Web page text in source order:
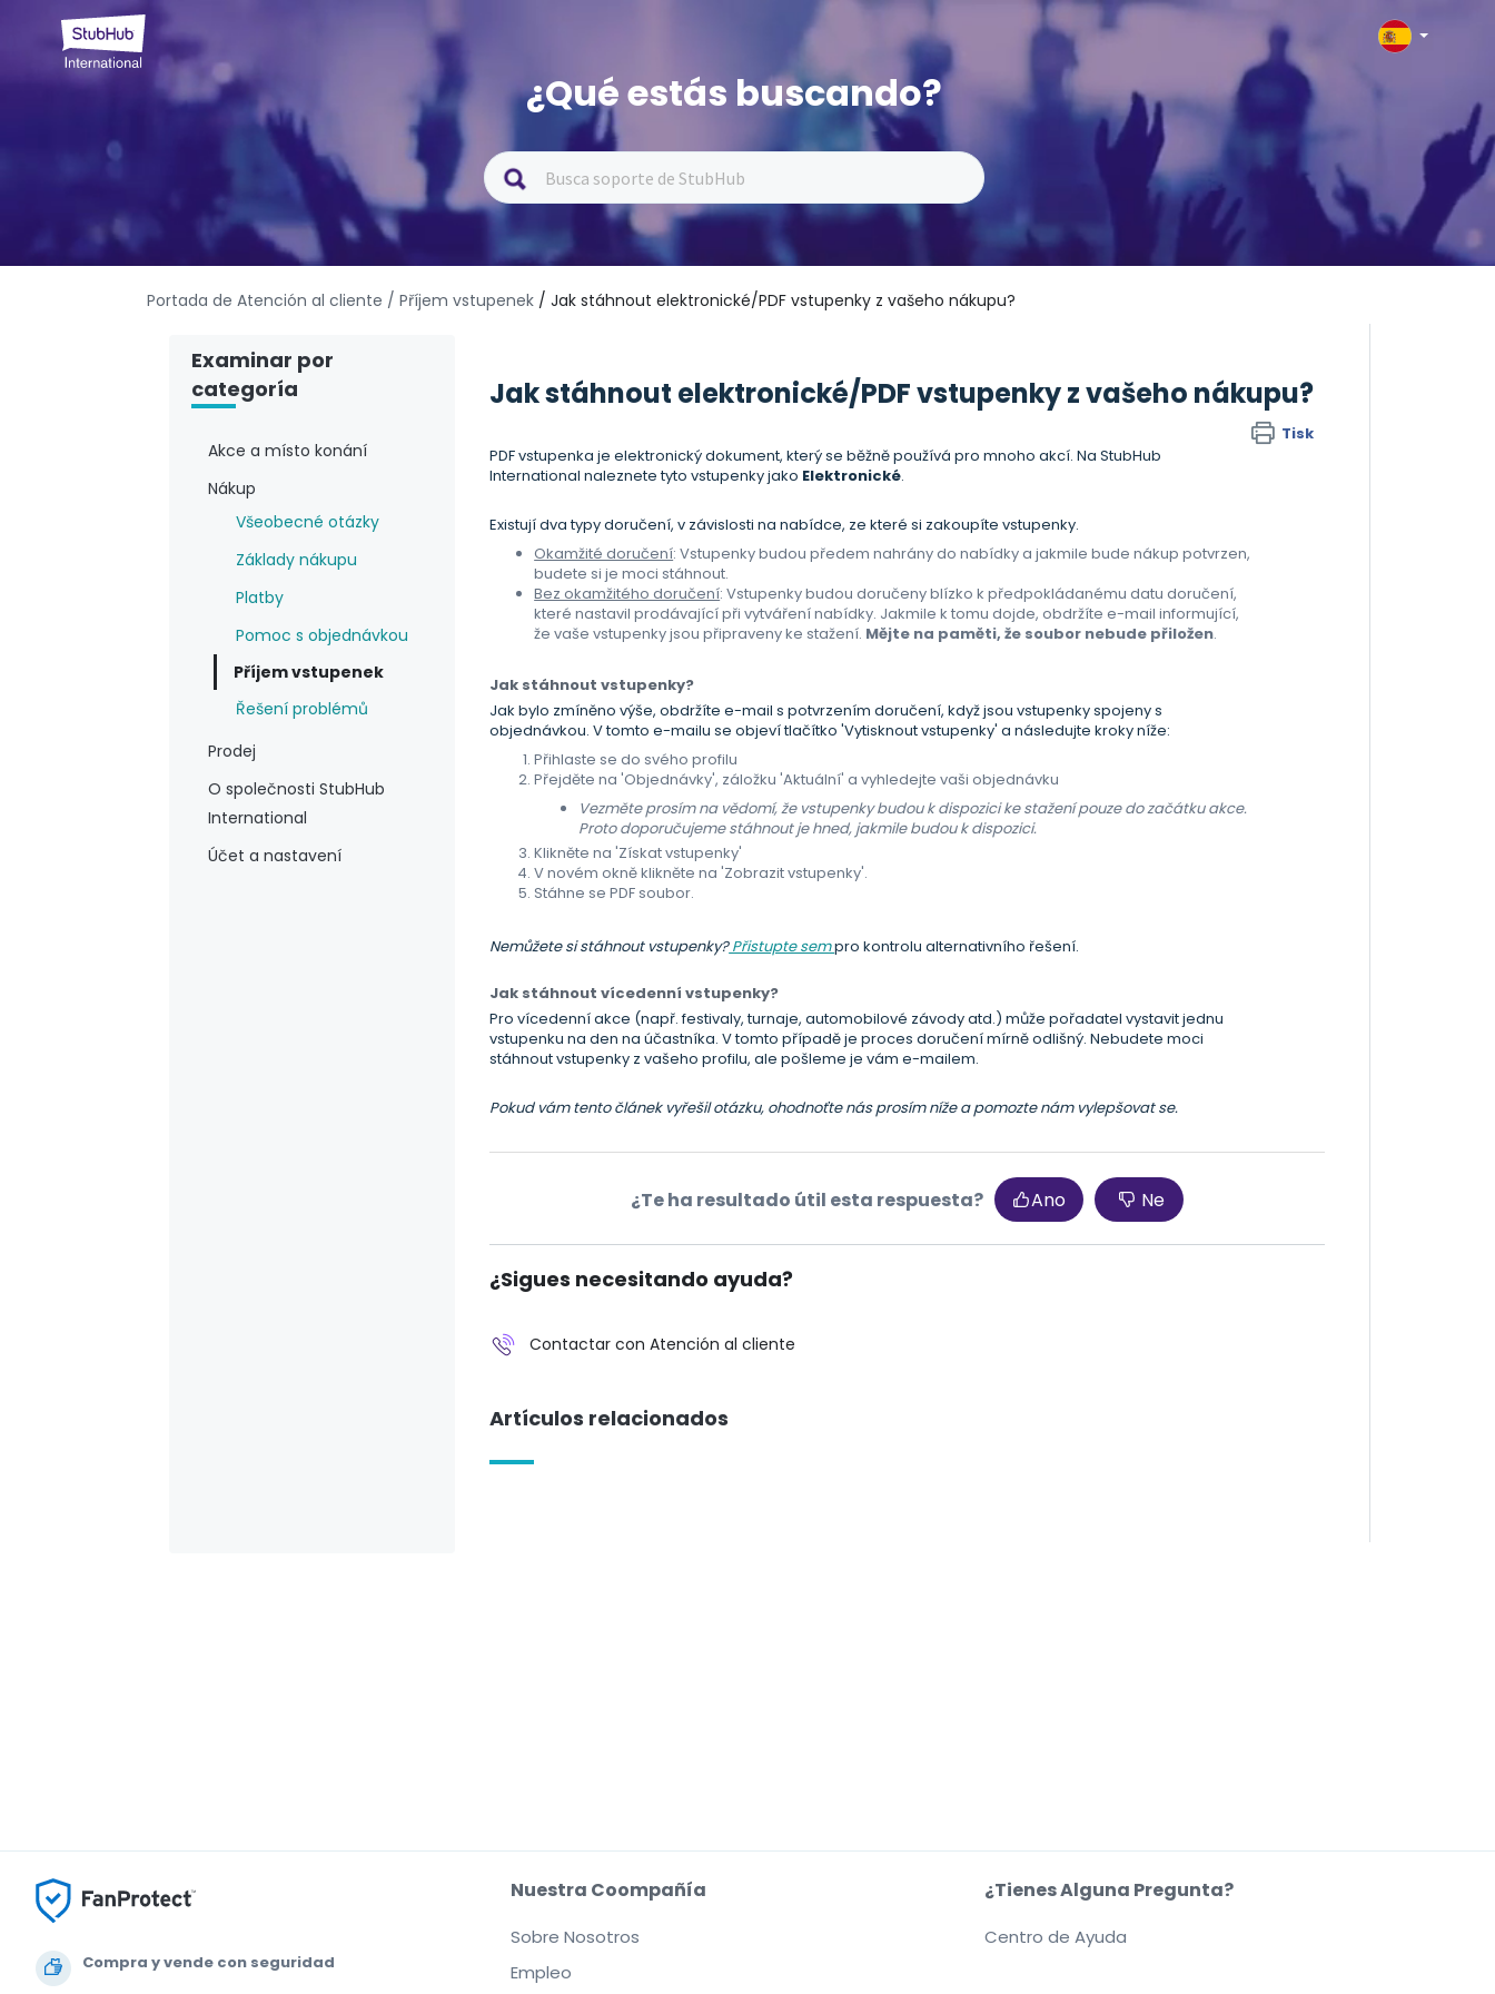
¿Qué estás buscando?
Portada de Atención al cliente / Příjem vstupenek / Jak stáhnout elektronické/PDF vstupenky z vašeho nákupu?
Examinar por
categoría
Akce a místo konání
Nákup
Všeobecné otázky
Základy nákupu
Platby
Pomoc s objednávkou
Příjem vstupenek
Řešení problémů
Prodej
O společnosti StubHub
International
Účet a nastavení
Jak stáhnout elektronické/PDF vstupenky z vašeho nákupu?
Tisk
PDF vstupenka je elektronický dokument, který se běžně používá pro mnoho akcí. Na StubHub
International naleznete tyto vstupenky jako Elektronické.
Existují dva typy doručení, v závislosti na nabídce, ze které si zakoupíte vstupenky.
Okamžité doručení: Vstupenky budou předem nahrány do nabídky a jakmile bude nákup potvrzen,
budete si je moci stáhnout.
Bez okamžitého doručení: Vstupenky budou doručeny blízko k předpokládanému datu doručení,
které nastavil prodávající při vytváření nabídky. Jakmile k tomu dojde, obdržíte e-mail informující,
že vaše vstupenky jsou připraveny ke stažení. Mějte na paměti, že soubor nebude přiložen.
Jak stáhnout vstupenky?
Jak bylo zmíněno výše, obdržíte e-mail s potvrzením doručení, když jsou vstupenky spojeny s
objednávkou. V tomto e-mailu se objeví tlačítko 'Vytisknout vstupenky' a následujte kroky níže:
Přihlaste se do svého profilu
Přejděte na 'Objednávky', záložku 'Aktuální' a vyhledejte vaši objednávku
Vezměte prosím na vědomí, že vstupenky budou k dispozici ke stažení pouze do začátku akce.
Proto doporučujeme stáhnout je hned, jakmile budou k dispozici.
Klikněte na 'Získat vstupenky'
V novém okně klikněte na 'Zobrazit vstupenky'.
Stáhne se PDF soubor.
Nemůžete si stáhnout vstupenky?Přistupte sempro kontrolu alternativního řešení.
Jak stáhnout vícedenní vstupenky?
Pro vícedenní akce (např. festivaly, turnaje, automobilové závody atd.) může pořadatel vystavit jednu
vstupenku na den na účastníka. V tomto případě je proces doručení mírně odlišný. Nebudete moci
stáhnout vstupenky z vašeho profilu, ale pošleme je vám e-mailem.
Pokud vám tento článek vyřešil otázku, ohodnoťte nás prosím níže a pomozte nám vylepšovat se.
¿Te ha resultado útil esta respuesta? Ano Ne
¿Sigues necesitando ayuda?
Contactar con Atención al cliente
Artículos relacionados
Compra y vende con seguridad
Nuestra Coompañía
Sobre Nosotros
Empleo
¿Tienes Alguna Pregunta?
Centro de Ayuda